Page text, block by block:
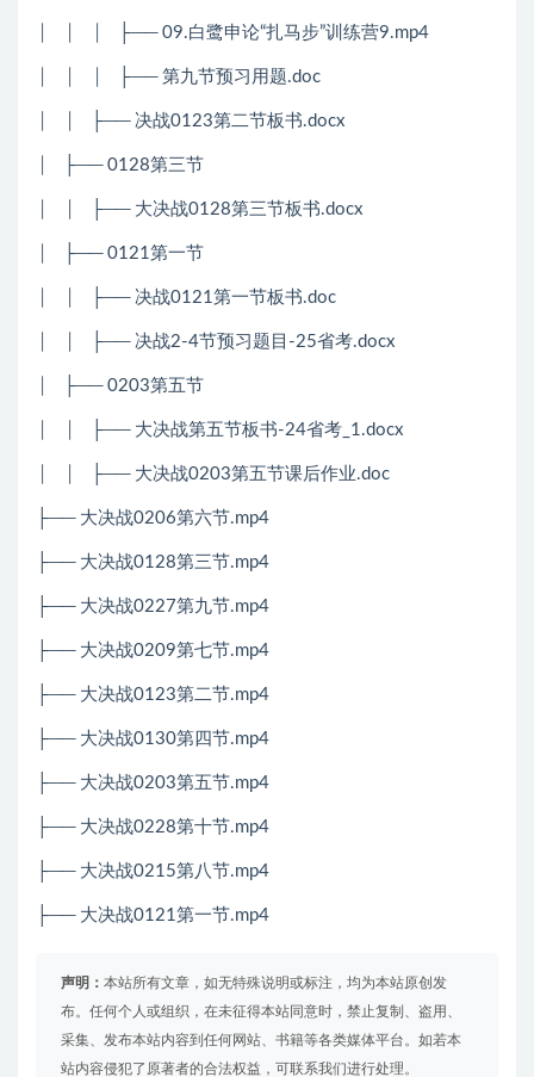
├── 09.白鹭申论“扎马步”训练营9.mp4
├── 第九节预习用题.doc
├── 决战0123第二节板书.docx
├── 0128第三节
├── 大决战0128第三节板书.docx
├── 0121第一节
├── 决战0121第一节板书.doc
├── 决战2-4节预习题目-25省考.docx
├── 0203第五节
├── 大决战第五节板书-24省考_1.docx
├── 大决战0203第五节课后作业.doc
├── 大决战0206第六节.mp4
├── 大决战0128第三节.mp4
├── 大决战0227第九节.mp4
├── 大决战0209第七节.mp4
├── 大决战0123第二节.mp4
├── 大决战0130第四节.mp4
├── 大决战0203第五节.mp4
├── 大决战0228第十节.mp4
├── 大决战0215第八节.mp4
├── 大决战0121 第一节.mp4
声明： 本站所有文章，如无特殊说明或标注，均为本站原创发
布。任何个人或组织，在未征得本站同意时，禁止复制、盗用、
采集、发布本站内容到任何网站、书籍等各类媒体平台。如若本
站内容侵犯了原著者的合法权益，可联系我们进行处理。